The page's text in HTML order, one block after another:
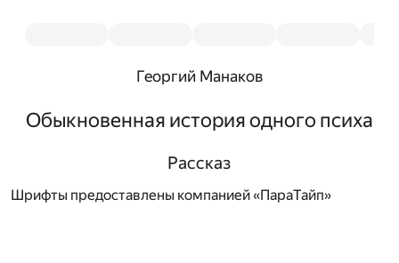
Георгий Манаков
Обыкновенная история одного психа
Рассказ
Шрифты предоставлены компанией «ПараТайп»